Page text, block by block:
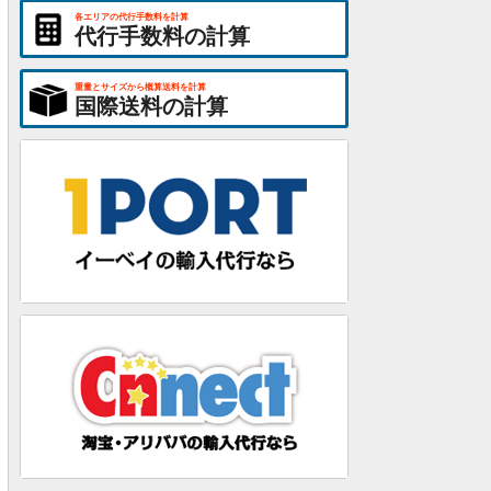
各エリアの代行手数料を計算
代行手数料の計算
重量とサイズから概算送料を計算
国際送料の計算